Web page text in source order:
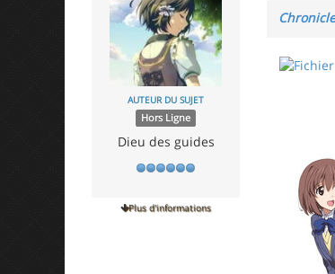
AUTEUR DU SUJET
Hors Ligne
Dieu des guides
Plus d'informations